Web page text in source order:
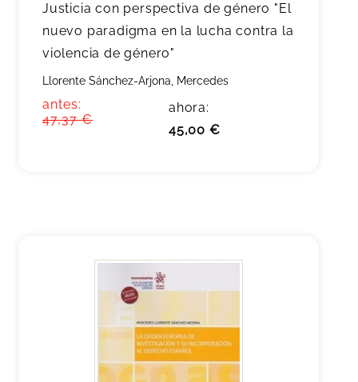
Justicia con perspectiva de género "El
nuevo paradigma en la lucha contra la
violencia de género"
Llorente Sánchez-Arjona, Mercedes
antes:
47,37 €
ahora:
45,00 €